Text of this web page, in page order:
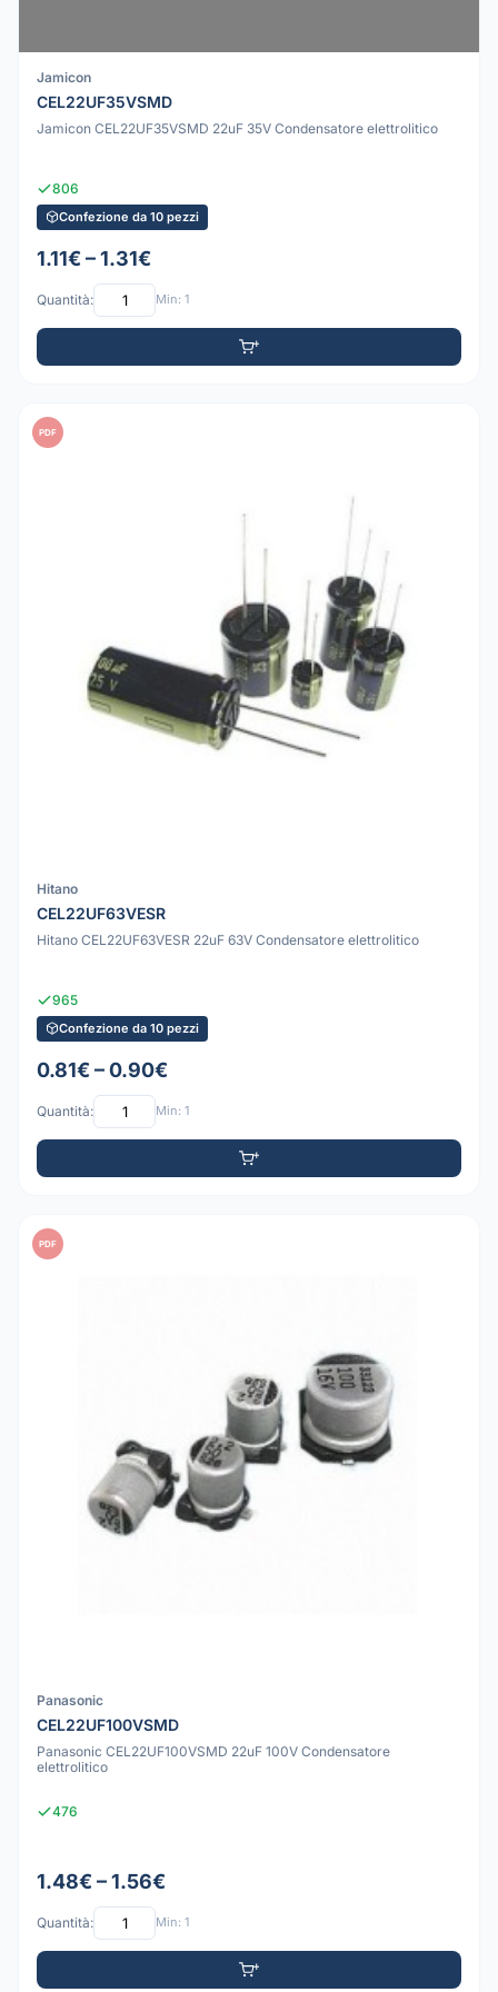
Jamicon
CEL22UF35VSMD
Jamicon CEL22UF35VSMD 22uF 35V Condensatore elettrolitico
806
Confezione da 10 pezzi
1.11€ – 1.31€
Quantità: Min: 1
PDF
Hitano
CEL22UF63VESR
Hitano CEL22UF63VESR 22uF 63V Condensatore elettrolitico
965
Confezione da 10 pezzi
0.81€ – 0.90€
Quantità: Min: 1
PDF
Panasonic
CEL22UF100VSMD
Panasonic CEL22UF100VSMD 22uF 100V Condensatore
elettrolitico
476
1.48€ – 1.56€
Quantità: Min: 1